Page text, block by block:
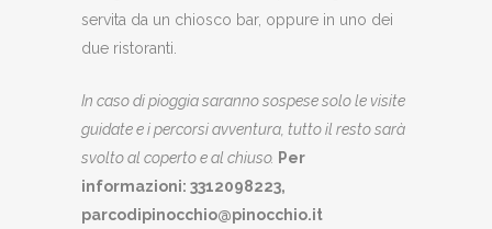
servita da un chiosco bar, oppure in uno dei
due ristoranti.
In caso di pioggia saranno sospese solo le visite
guidate e i percorsi avventura, tutto il resto sarà
svolto al coperto e al chiuso. Per
informazioni: 3312098223,
parcodipinocchio@pinocchio.it